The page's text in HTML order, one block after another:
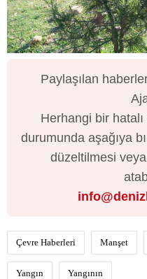
Paylaşılan
Herhangi bir
durumunda aşağıya
düzeltilmesi veya
Çevre Haberleri Manşet
Yangın Yangının